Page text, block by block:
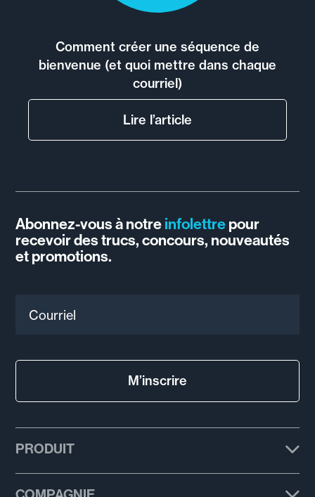
Comment créer une séquence de
bienvenue (et quoi mettre dans chaque
courriel)
Lire l’article
Abonnez-vous à notreinfolettrepour
recevoir des trucs, concours, nouveautés
et promotions.
M’inscrire
PRODUIT